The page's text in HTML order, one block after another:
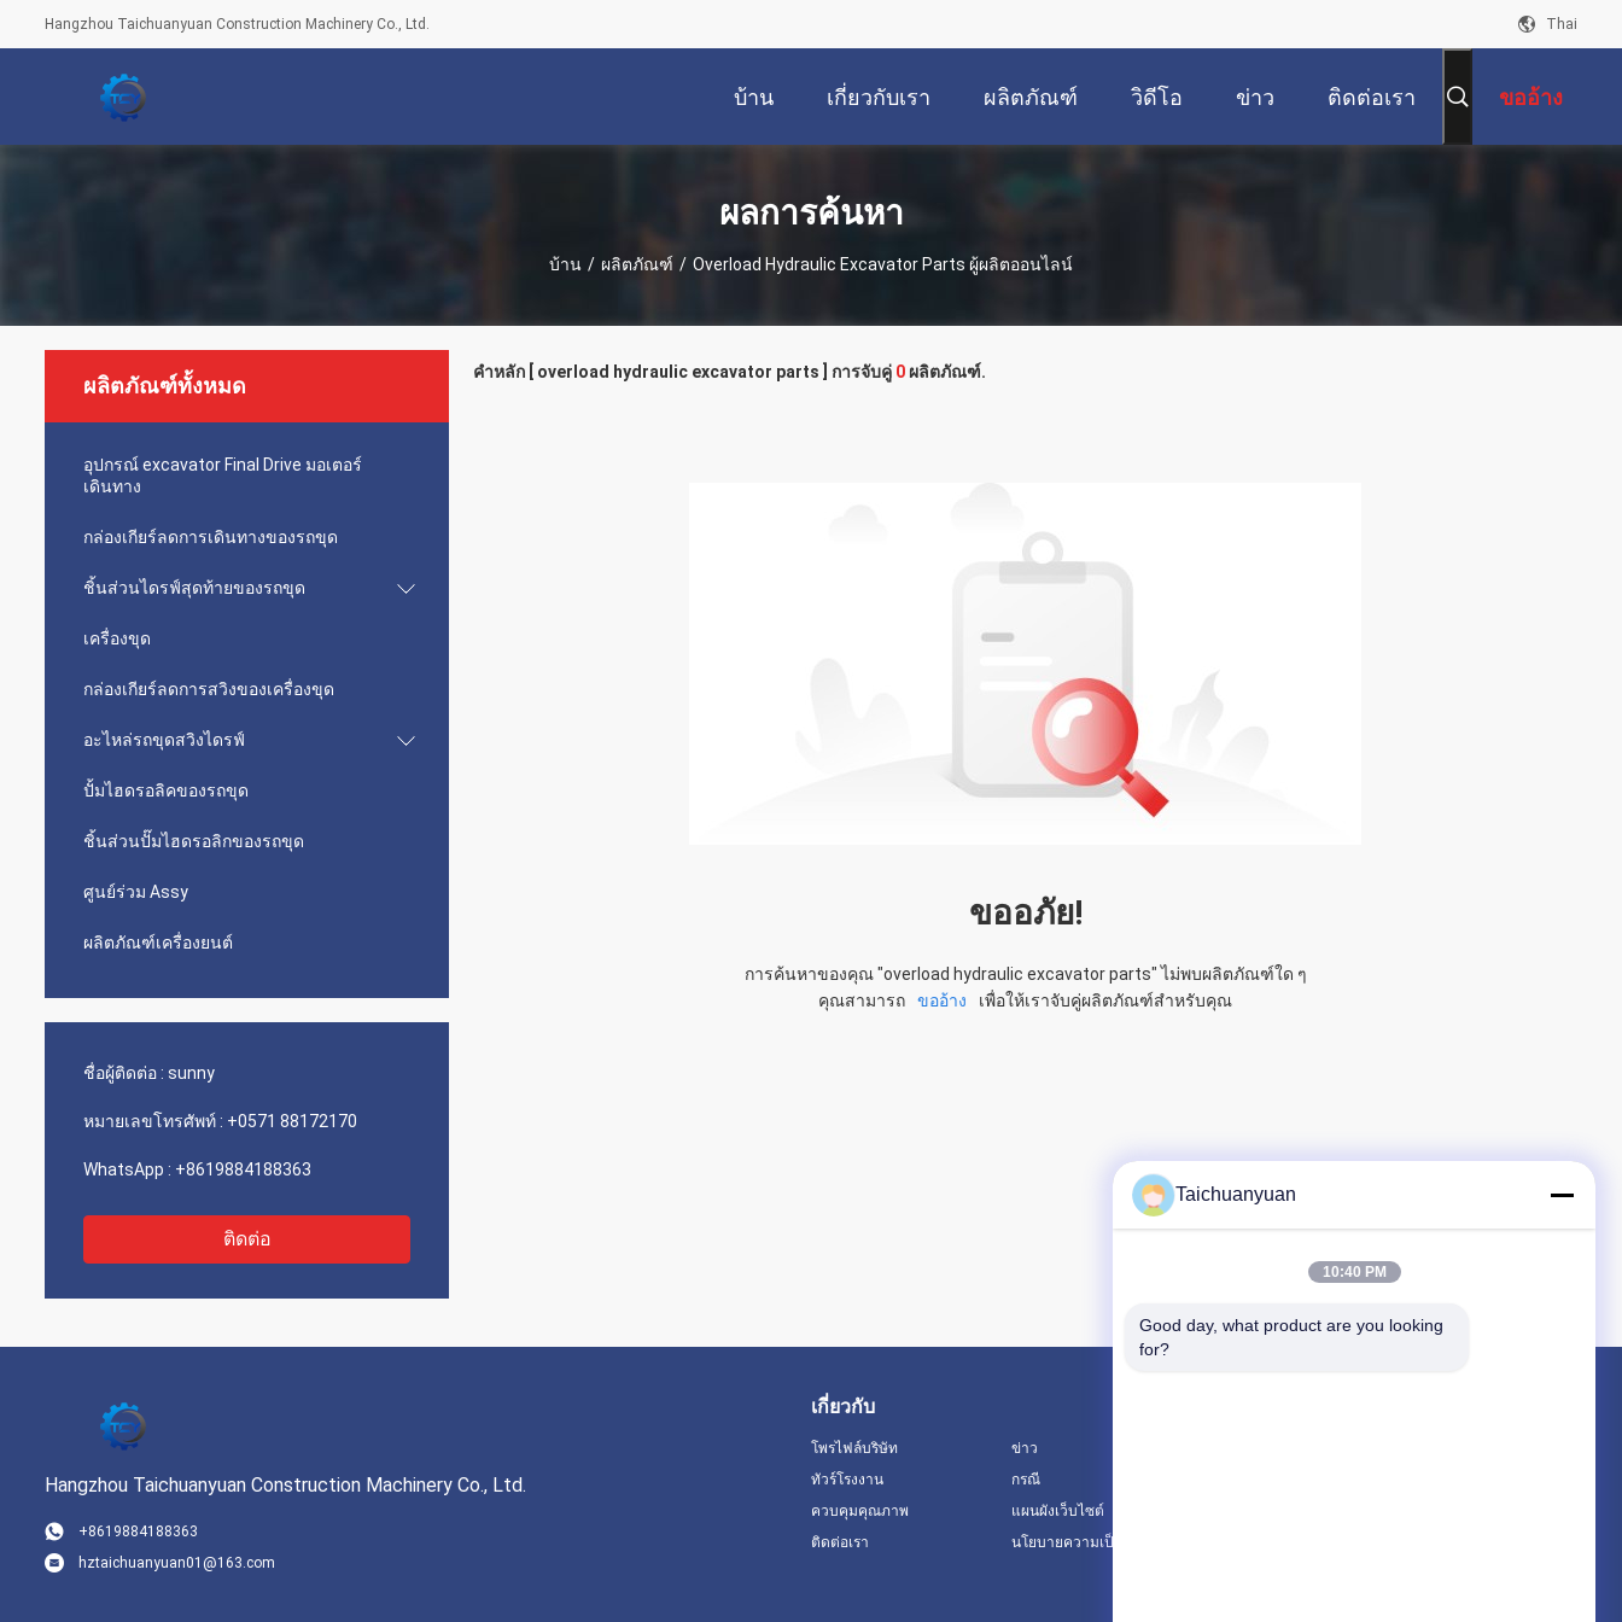
Hangzhou Taichuanyuan Construction Machinery Co., Ltd. Thai
บ้าน เกี่ยวกับเรา ผลิตภัณฑ์ วิดีโอ ข่าว ติดต่อเรา ขออ้าง
ผลการค้นหา
บ้าน / ผลิตภัณฑ์ / Overload Hydraulic Excavator Parts ผู้ผลิตออนไลน์
ผลิตภัณฑ์ทั้งหมด
อุปกรณ์ excavator Final Drive มอเตอร์
เดินทาง
กล่องเกียร์ลดการเดินทางของรถขุด
ชิ้นส่วนไดรฟ์สุดท้ายของรถขุด
เครื่องขุด
กล่องเกียร์ลดการสวิงของเครื่องขุด
อะไหล่รถขุดสวิงไดรฟ์
ปั้มไฮดรอลิคของรถขุด
ชิ้นส่วนปั๊มไฮดรอลิกของรถขุด
ศูนย์ร่วม Assy
ผลิตภัณฑ์เครื่องยนต์
ชื่อผู้ติดต่อ : sunny
หมายเลขโทรศัพท์ : +0571 88172170
WhatsApp : +8619884188363
ติดต่อ
คำหลัก [ overload hydraulic excavator parts ] การจับคู่ 0 ผลิตภัณฑ์.
ขออภัย!
การค้นหาของคุณ "overload hydraulic excavator parts" ไม่พบผลิตภัณฑ์ใด ๆ
คุณสามารถ
ขออ้าง เพื่อให้เราจับคู่ผลิตภัณฑ์สำหรับคุณ
Hangzhou Taichuanyuan Construction Machinery Co., Ltd.
+8619884188363
hztaichuanyuan01@163.com
เกี่ยวกับ
โพรไฟล์บริษัท
ทัวร์โรงงาน
ควบคุมคุณภาพ
ติดต่อเรา
ข่าว
กรณี
แผนผังเว็บไซต์
นโยบายความเป็นส่วนตัว
Taichuanyuan
10:40 PM
Good day, what product are you looking
for?